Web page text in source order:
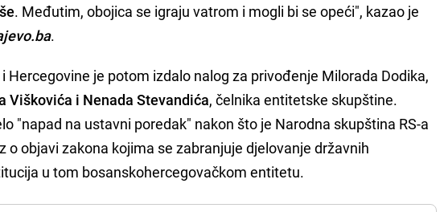
. Međutim, obojica se igraju vatrom i mogli bi se opeći", kazao je
.
Hercegovine je potom izdalo nalog za privođenje Milorada Dodika,
Viškovića i Nenada Stevandića, čelnika entitetske skupštine.
"napad na ustavni poredak" nakon što je Narodna skupština RS-a
o objavi zakona kojima se zabranjuje djelovanje državnih
u tom bosanskohercegovačkom entitetu.